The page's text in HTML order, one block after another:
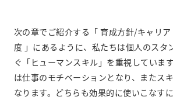
次の章でご紹介する「育成方針/キャリ
度 」にあるように、私たちは個人のスタ
ぐ「ヒューマンスキル」を重視していま
は仕事のモチベーションとなり、またス
なります。どちらも効果的に使いこなす